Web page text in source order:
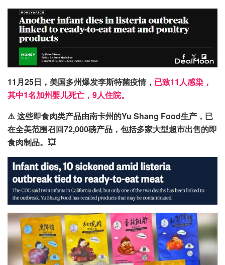
11月25日，美国多州爆发李斯特菌疫情， 已致11人感染，
其中1名加州婴儿死亡，9人住院。
⚠️ 这些即食肉类产品由南卡州的Yu Shang Food生产，已
在全美范围召回72,000磅产品，包括多家大型超市出售的即
食肉制品。💥